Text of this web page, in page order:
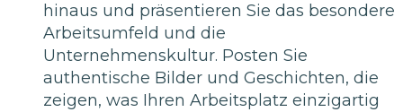
hinaus und präsentieren Sie das besondere
Arbeitsumfeld und die
Unternehmenskultur. Posten Sie
authentische Bilder und Geschichten, die
zeigen, was Ihren Arbeitsplatz einzigartig